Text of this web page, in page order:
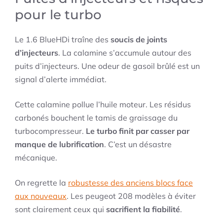
pour le turbo
Le 1.6 BlueHDi traîne des soucis de joints
d’injecteurs. La calamine s’accumule autour des
puits d’injecteurs. Une odeur de gasoil brûlé est un
signal d’alerte immédiat.
Cette calamine pollue l’huile moteur. Les résidus
carbonés bouchent le tamis de graissage du
turbocompresseur. Le turbo finit par casser par
manque de lubrification. C’est un désastre
mécanique.
On regrette la robustesse des anciens blocs face
aux nouveaux. Les peugeot 208 modèles à éviter
sont clairement ceux qui sacrifient la fiabilité.